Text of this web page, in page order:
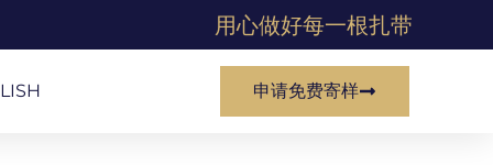
用心做好每一根扎带
申请免费寄样